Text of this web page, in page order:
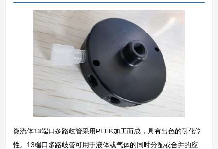
微流体13端口多路歧管采用PEEK加工而成，具有出色的耐化学
性。13端口多路歧管可用于液体或气体的同时分配或合并的应